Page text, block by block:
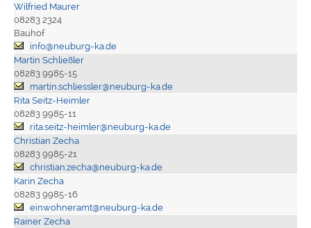
Wilfried Maurer
08283 2324
Bauhof
info@neuburg-ka.de
Martin Schließler
08283 9985-15
martin.schliessler@neuburg-ka.de
Rita Seitz-Heimler
08283 9985-11
rita.seitz-heimler@neuburg-ka.de
Christian Zecha
08283 9985-21
christian.zecha@neuburg-ka.de
Karin Zecha
08283 9985-16
einwohneramt@neuburg-ka.de
Rainer Zecha